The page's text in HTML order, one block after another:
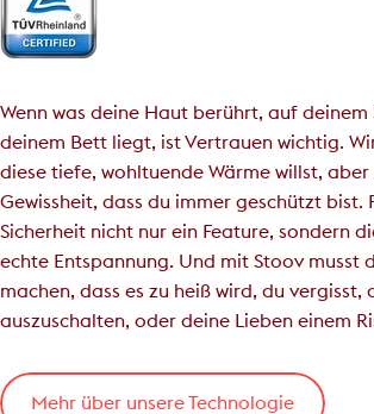
Wenn was deine Haut berührt, auf
deinem Bett liegt, ist Vertrauen wichtig.
diese tiefe, wohltuende Wärme willst, aber
Gewissheit, dass du immer geschützt bist.
Sicherheit nicht nur ein Feature, sondern
echte Entspannung. Und mit Stoov musst
machen, dass es zu heiß wird, du vergisst,
auszuschalten, oder deine Lieben einem
Mehr über unsere Technologie